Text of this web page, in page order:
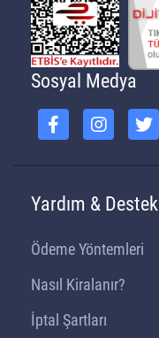
Sosyal Medya
Yardım & Destek
Ödeme Yöntemleri
Nasıl Kiralanır?
İptal Şartları